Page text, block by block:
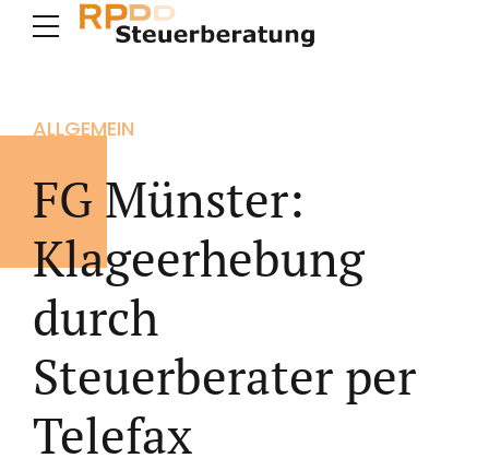
ALLGEMEIN
FG Münster:
Klageerhebung
durch
Steuerberater per
Telefax